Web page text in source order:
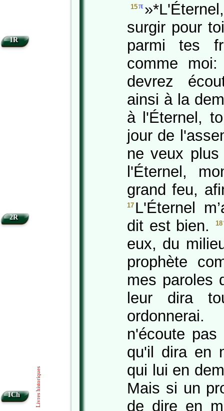
15π
surgir pour
parmi tes
comme
devrez
ainsi à la
à l'Éternel,
jour de
ne veux
l'Éternel,
grand feu,
17 L'Éternel
dit est bien.18
eux, du
prophète
mes paroles
leur dira
n'écoute
qu'il dira en
qui lui en
Mais si un
de dire en
1R
2R
1Ch Livres historiques